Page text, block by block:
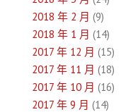
2018 年 2 月 (9)
2018 年 1 月 (14)
2017 年 12 月 (15)
2017 年 11 月 (18)
2017 年 10 月 (16)
2017 年 9 月 (14)